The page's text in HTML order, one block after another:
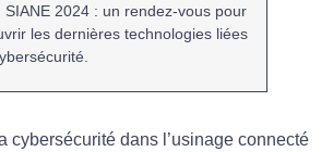
SIANE 2024 : un rendez-vous pour
les dernièrestechnologies liées
cybersécurité dans l’usinage connecté